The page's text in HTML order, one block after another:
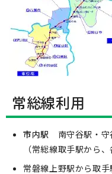
常総線利用
市内駅 南守谷駅・守
（常総線取手駅から
常磐線上野駅から取